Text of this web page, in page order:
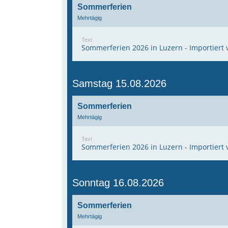
Sommerferien
Mehrtägig
Text
Sommerferien 2026 in Luzern - Importiert
Samstag 15.08.2026
Sommerferien
Mehrtägig
Text
Sommerferien 2026 in Luzern - Importiert
Sonntag 16.08.2026
Sommerferien
Mehrtägig